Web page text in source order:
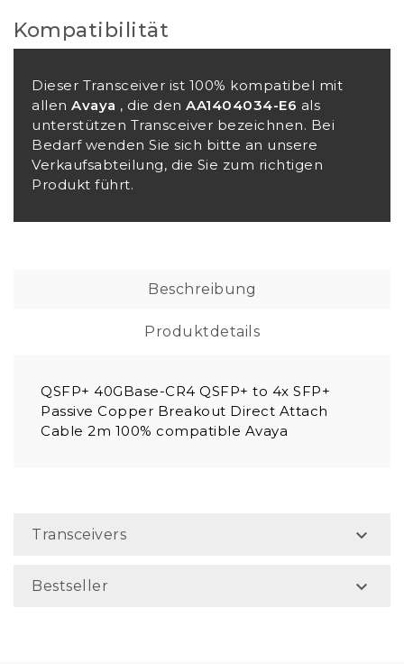
Kompatibilität
Dieser Transceiver ist 100% kompatibel mit
allen Avaya , die den AA1404034-E6 als
unterstützen Transceiver bezeichnen. Bei
Bedarf wenden Sie sich bitte an unsere
Verkaufsabteilung, die Sie zum richtigen
Produkt führt.
Beschreibung
Produktdetails
QSFP+ 40GBase-CR4 QSFP+ to 4x SFP+
Passive Copper Breakout Direct Attach
Cable 2m 100% compatible Avaya
Transceivers 
Bestseller 